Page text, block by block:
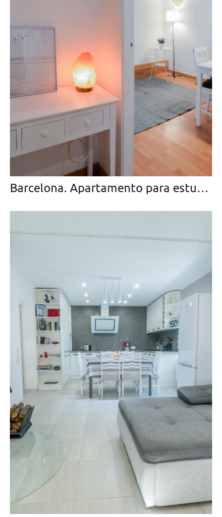
Barcelona. Apartamento para estudiantes